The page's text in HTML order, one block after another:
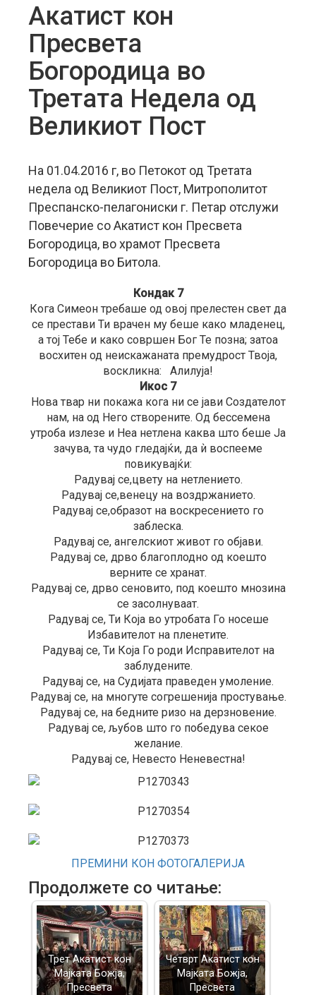
Акатист кон
Пресвета
Богородица во
Третата Недела од
Великиот Пост
На 01.04.2016 г, во Петокот од Третата
недела од Великиот Пост, Митрополитот
Преспанско-пелагониски г. Петар отслужи
Повечерие со Акатист кон Пресвета
Богородица, во храмот Пресвета
Богородица во Битола.
Кондак 7
Кога Симеон требаше од овој прелестен свет да
се престави Ти врачен му беше како младенец,
а тој Тебе и како совршен Бог Те позна; затоа
восхитен од неискажаната премудрост Твоја,
воскликна: Алилуја!
Икос 7
Нова твар ни покажа кога ни се јави Создателот
нам, на од Него створените. Од бессемена
утроба излезе и Неа нетлена каква што беше Ја
зачува, та чудо гледајќи, да ѝ воспееме
повикувајќи:
Радувај се,цвету на нетлението.
Радувај се,венецу на воздржанието.
Радувај се,образот на воскресението го
заблеска.
Радувај се, ангелскиот живот го објави.
Радувај се, дрво благоплодно од коешто
верните се хранат.
Радувај се, дрво сеновито, под коешто мнозина
се засолнуваат.
Радувај се, Ти Која во утробата Го носеше
Избавителот на пленетите.
Радувај се, Ти Која Го роди Исправителот на
заблудените.
Радувај се, на Судијата праведен умоление.
Радувај се, на многуте согрешенија простување.
Радувај се, на бедните ризо на дерзновение.
Радувај се, љубов што го победува секое
желание.
Радувај се, Невесто Неневестна!
ПРЕМИНИ КОН ФОТОГАЛЕРИЈА
Продолжете со читање:
Трет Акатист кон
Мајката Божја,
Пресвета
Четврт Акатист кон
Мајката Божја,
Пресвета